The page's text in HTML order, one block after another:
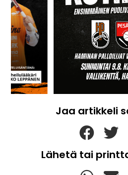
Jaa artikkeli
Lähetä tai